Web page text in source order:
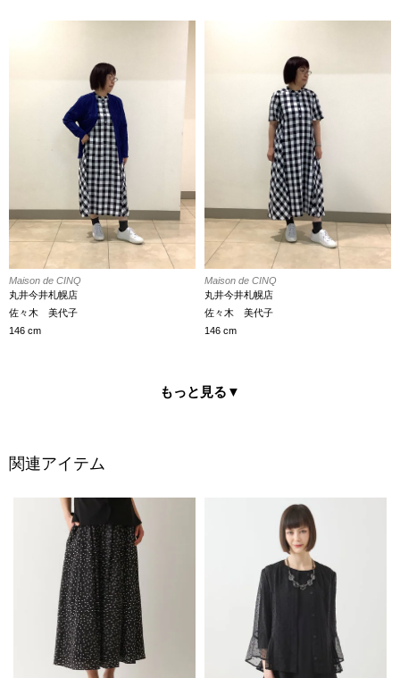
Maison de CINQ
丸井今井札幌店
佐々木 美代子
146 cm
Maison de CINQ
丸井今井札幌店
佐々木 美代子
146 cm
もっと見る ▼
関連アイテム